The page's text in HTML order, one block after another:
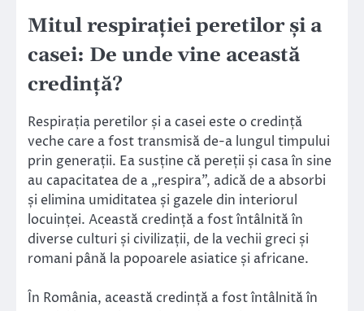
Mitul respirației peretilor și a
casei: De unde vine această
credință?
Respirația peretilor și a casei este o credință
veche care a fost transmisă de-a lungul timpului
prin generații. Ea susține că pereții și casa în sine
au capacitatea de a „respira”, adică de a absorbi
și elimina umiditatea și gazele din interiorul
locuinței. Această credință a fost întâlnită în
diverse culturi și civilizații, de la vechii greci și
romani până la popoarele asiatice și africane.
În România, această credință a fost întâlnită în